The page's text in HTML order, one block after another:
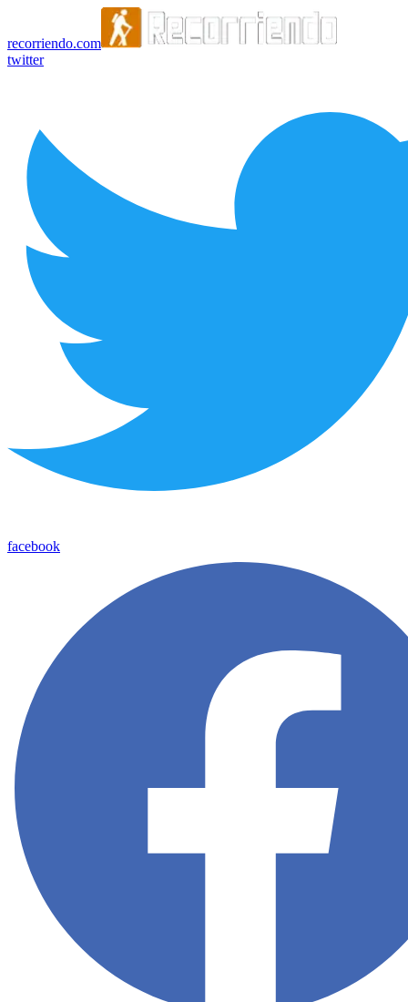
recorriendo.com
twitter
facebook